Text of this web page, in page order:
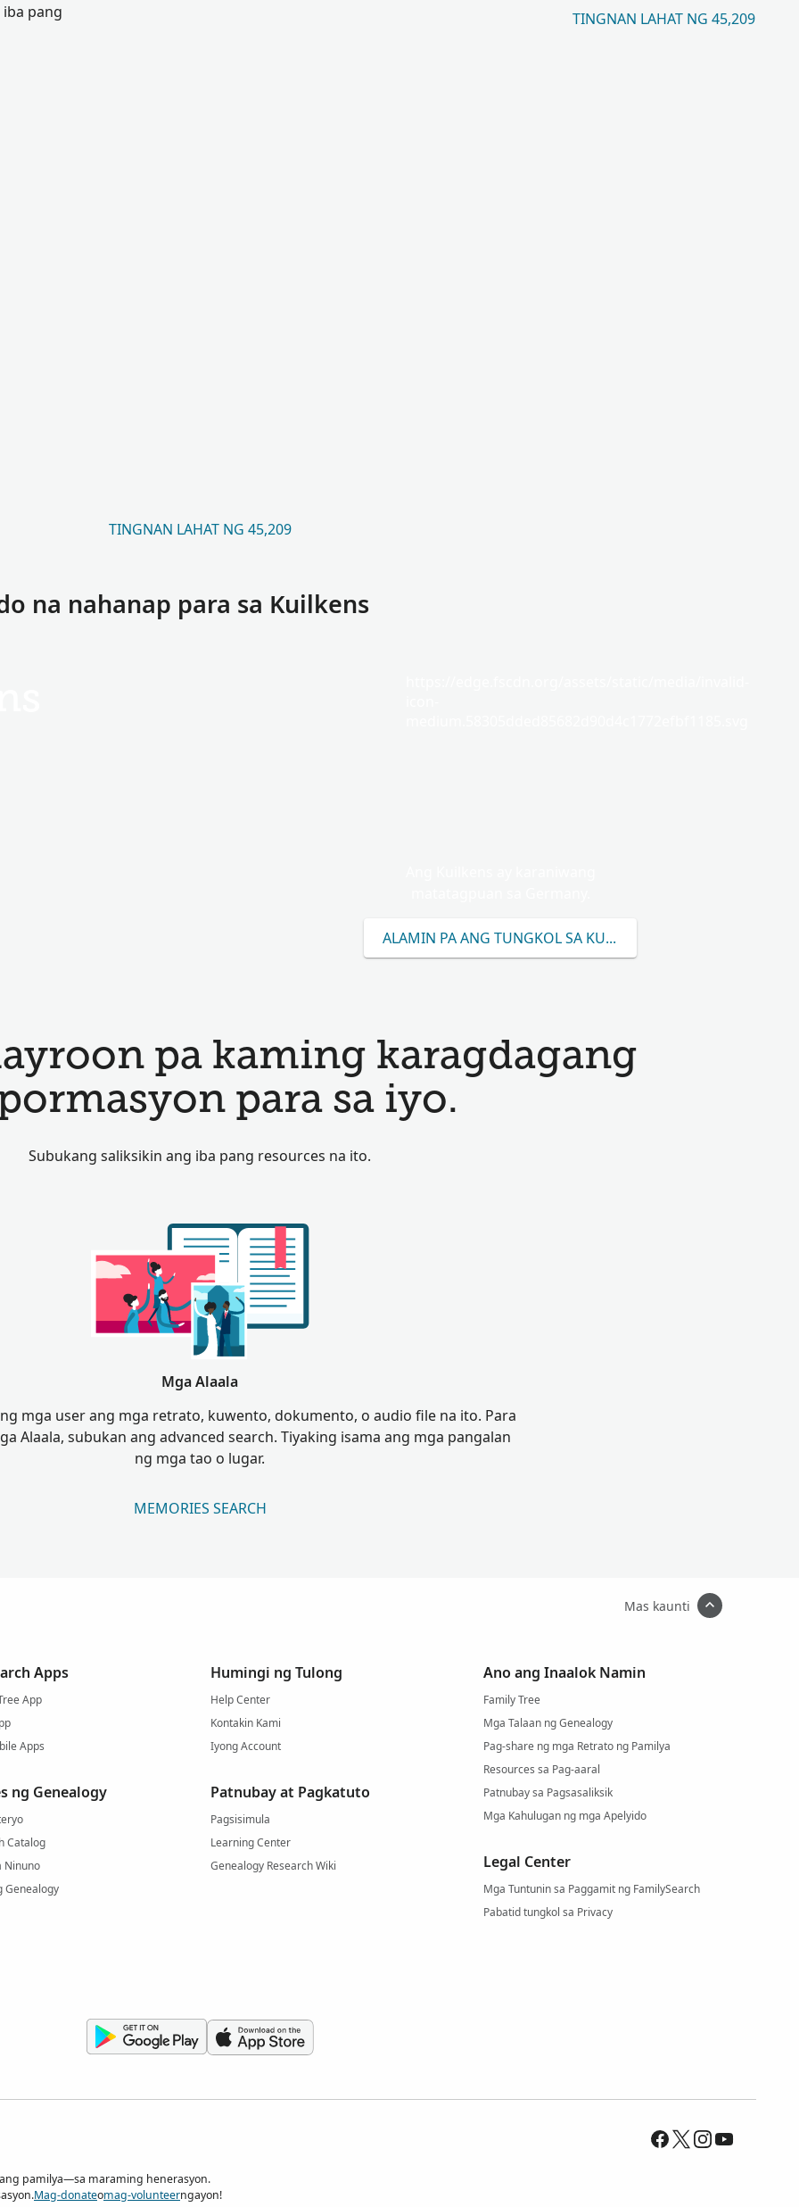
pang
TINGNAN LAHAT NG 45,209
TINGNAN LAHAT NG 45,209
na nahanap para sa Kuilkens
ALAMIN PA ANG TUNGKOL SA KUILKENS
pa kaming karagdagang
para sa iyo.
Subukang saliksikin ang iba pang resources na ito.
Mga Alaala
mga user ang mga retrato, kuwento, dokumento, o audio file na ito. Para
Alaala, subukan ang advanced search. Tiyaking isama ang mga pangalan
ng mga tao o lugar.
MEMORIES SEARCH
Mas kaunti
Apps
App
Apps
ng Genealogy
Catalog
Ninuno
Genealogy
Humingi ng Tulong
Help Center
Kontakin Kami
Iyong Account
Patnubay at Pagkatuto
Pagsisimula
Learning Center
Genealogy Research Wiki
Ano ang Inaalok Namin
Family Tree
Mga Talaan ng Genealogy
Pag-share ng mga Retrato ng Pamilya
Resources sa Pag-aaral
Patnubay sa Pagsasaliksik
Mga Kahulugan ng mga Apelyido
Legal Center
Mga Tuntunin sa Paggamit ng FamilySearch
Pabatid tungkol sa Privacy
pamilya—sa maraming henerasyon.
Mag-donateomag-volunteerngayon!